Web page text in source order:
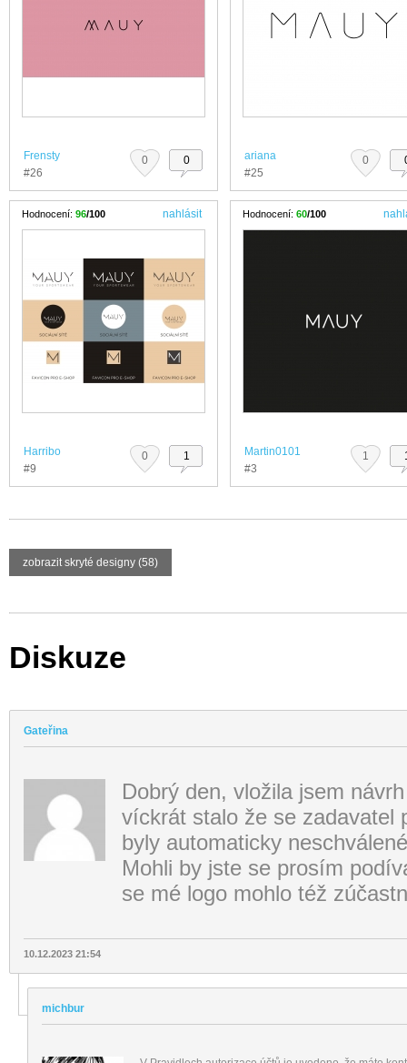
0
0
Frensty
#26
0
ariana
#25
Hodnocení: 96/100 nahlásit
1
0
Harribo
#9
Hodnocení: 60/100
1
Martin0101
#3
zobrazit skryté designy (58)
Diskuze
Gateřina
Dobrý den, vložila jsem
víckrát stalo že se zadavatel
byly automaticky
Mohli by jste se prosím
se mé logo mohlo též
10.12.2023 21:54
michbur